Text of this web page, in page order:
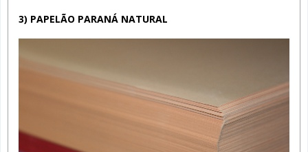
3) PAPELÃO PARANÁ NATURAL